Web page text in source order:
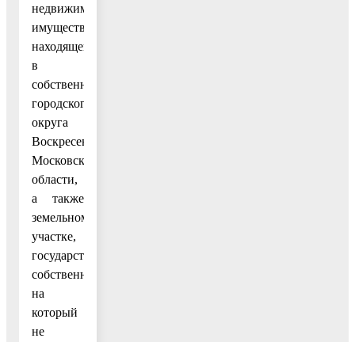
недвижимом
имуществе,
находящемся
в
собственности
городского
округа
Воскресенск
Московской
области,
а также
земельном
участке,
государственная
собственность
на
который
не